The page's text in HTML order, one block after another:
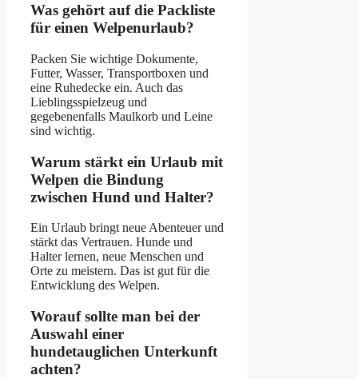
Was gehört auf die Packliste
für einen Welpenurlaub?
Packen Sie wichtige Dokumente,
Futter, Wasser, Transportboxen und
eine Ruhedecke ein. Auch das
Lieblingsspielzeug und
gegebenenfalls Maulkorb und Leine
sind wichtig.
Warum stärkt ein Urlaub mit
Welpen die Bindung
zwischen Hund und Halter?
Ein Urlaub bringt neue Abenteuer und
stärkt das Vertrauen. Hunde und
Halter lernen, neue Menschen und
Orte zu meistern. Das ist gut für die
Entwicklung des Welpen.
Worauf sollte man bei der
Auswahl einer
hundetauglichen Unterkunft
achten?